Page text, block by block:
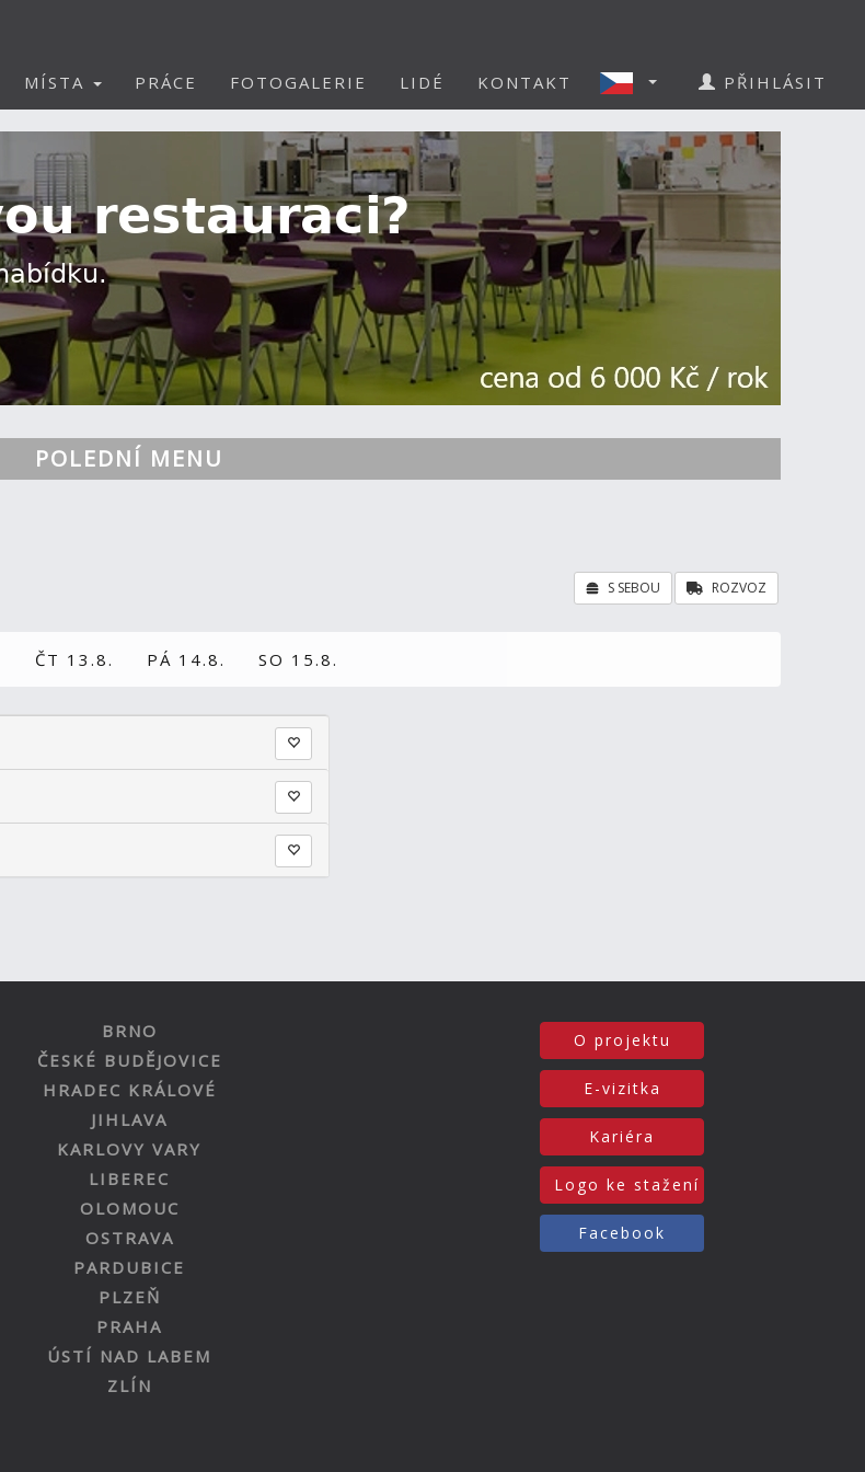
MÍSTA PRÁCE FOTOGALERIE LIDÉ KONTAKT PŘIHLÁSIT
POLEDNÍ MENU
ROZVOZ
S SEBOU
ČT 13.8. PÁ 14.8. SO 15.8.
BRNO
ČESKÉ BUDĚJOVICE
HRADEC KRÁLOVÉ
JIHLAVA
KARLOVY VARY
LIBEREC
OLOMOUC
OSTRAVA
PARDUBICE
PLZEŇ
PRAHA
ÚSTÍ NAD LABEM
ZLÍN
O projektu
E-vizitka
Kariéra
Logo ke stažení
Facebook